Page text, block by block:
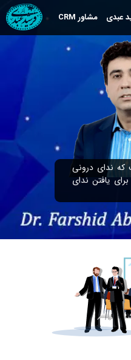
عبدی مشاور CRM
که ندای درونی
یافتن ندای